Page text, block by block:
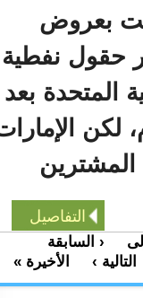
بعروض
حقول نفطية
المتحدة بعد
الإمارات
التفاصيل
‹ السابقة
› الأخيرة »